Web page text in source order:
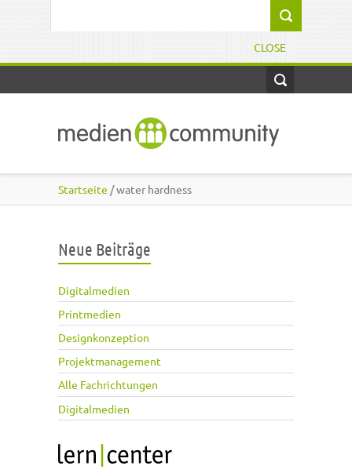
CLOSE
Startseite / water hardness
Neue Beiträge
Digitalmedien
Printmedien
Designkonzeption
Projektmanagement
Alle Fachrichtungen
Digitalmedien